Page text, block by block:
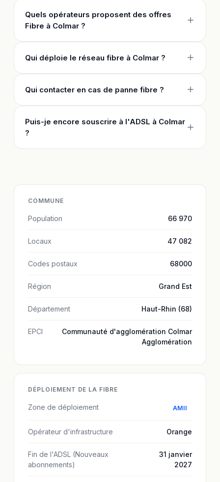
Quels opérateurs proposent des offres
Fibre à Colmar ?
Qui déploie le réseau fibre à Colmar ?
Qui contacter en cas de panne fibre ?
Puis-je encore souscrire à l'ADSL à Colmar
?
COMMUNE
Population 66 970
Locaux 47 082
Codes postaux 68000
Région Grand Est
Département Haut-Rhin (68)
EPCI
Communauté d'agglomération Colmar
Agglomération
DÉPLOIEMENT DE LA FIBRE
Zone de déploiement AMII
Opérateur d'infrastructure Orange
Fin de l'ADSL (Nouveaux
abonnements)
31 janvier
2027